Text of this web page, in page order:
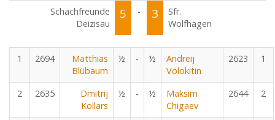
Schachfreunde
Deizisau
5 - 3
Sfr.
Wolfhagen
1 2694
Matthias
Blübaum
½ - ½
Andreij
Volokitin
2623 1
2 2635
Dmitrij
Kollars
½ - ½
Maksim
Chigaev
2644 2